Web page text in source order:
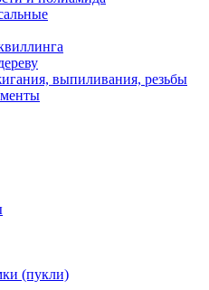
выпиливания, резьбы
(пукли)